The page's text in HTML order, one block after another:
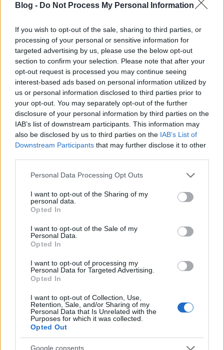
Blog - Do Not Process My Personal Information
If you wish to opt-out of the sale, sharing to third parties, or
processing of your personal or sensitive information for
targeted advertising by us, please use the below opt-out
section to confirm your selection. Please note that after your
opt-out request is processed you may continue seeing
interest-based ads based on personal information utilized by
us or personal information disclosed to third parties prior to
your opt-out. You may separately opt-out of the further
disclosure of your personal information by third parties on the
IAB’s list of downstream participants. This information may
also be disclosed by us to third parties on the IAB’s List of
Downstream Participants that may further disclose it to other
Please note that this website/app uses one or more Google
not limited to your visit or usage behaviour. You may click to
grant or deny consent to Google and its third-party tags to
use your data for below specified purposes in below Google
consent section.
Personal Data Processing Opt Outs
I want to opt-out of the Sharing of my
personal data.
Opted In
I want to opt-out of the Sale of my
Personal Data.
Opted In
I want to opt-out of processing my
Personal Data for Targeted Advertising.
Opted In
I want to opt-out of Collection, Use,
Retention, Sale, and/or Sharing of my
Personal Data that Is Unrelated with the
Purposes for which it was collected.
Opted Out
Google consents
Kalandok a Dunakanyarban
kicsiknek és nagyoknak – A VéNégy
Fesztivál családi és kreatív
programjait ajánljuk
színes_ötletek• 2026. június 24.
Amikor beköszönt a nyár, mindannyian keressük
azokat a lehetőségeket, ahol a család minden tagja –
a legkisebbektől a szülőkön át a ...